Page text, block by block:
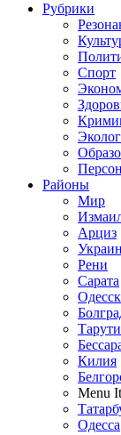
Рубрики
Спорт
Районы
Мир
Арциз
Рени
Сарата
Килия
Menu
Одесса